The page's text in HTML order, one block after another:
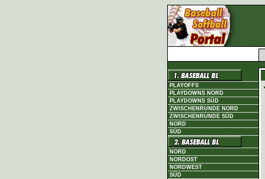
PLAYOFFS
PLAYDOWNS NORD
PLAYDOWNS SÜD
ZWISCHENRUNDE NORD
ZWISCHENRUNDE SÜD
NORD
SÜD
NORD
NORDOST
NORDWEST
SÜD